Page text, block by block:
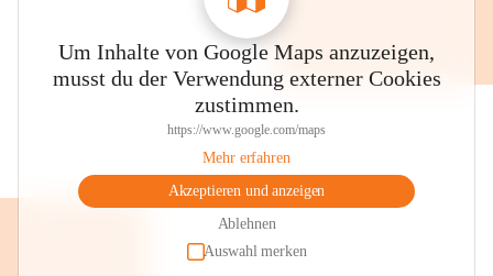
Um Inhalte von Google Maps anzuzeigen,
musst du der Verwendung externer Cookies
zustimmen.
https://www.google.com/maps
Mehr erfahren
Akzeptieren und anzeigen
Ablehnen
Auswahl merken